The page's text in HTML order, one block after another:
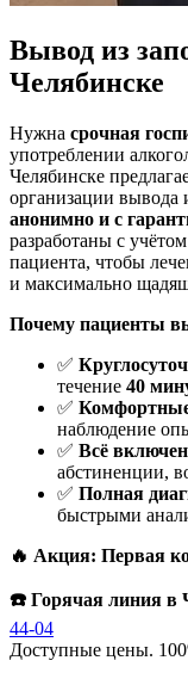
Вывод из
Челябинске
Нужна срочная
употреблении
Челябинске
организации вывода
анонимно и с
разработаны с
пациента, чтобы
и максимально
Почему пациенты
✅
течение 40
✅
наблюдение
✅ Всё
абстиненции,
✅ Полная
быстрыми
🔥 Акция: Первая
☎️ Горячая линия в
44-04
Доступные цены.